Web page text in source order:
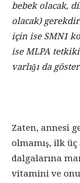
bebek olacak,
olacak)
için ise SMN1
ise MLPA
varlığı da
Zaten, annesi
olmamış, ilk üç
dalgalarına
vitamini ve